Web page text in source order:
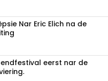
Nar Eric Elich na de
eerst nar de